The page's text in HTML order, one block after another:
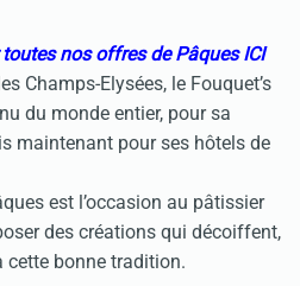
toutes nos offres de Pâques ICI
Champs-Elysées, le Fouquet’s
du monde entier, pour sa
maintenant pour ses hôtels de
est l’occasion au pâtissier
des créations qui décoiffent,
cette bonne tradition.